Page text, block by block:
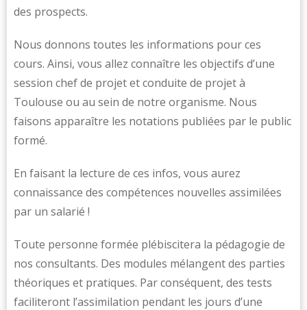
des prospects.
Nous donnons toutes les informations pour ces
cours. Ainsi, vous allez connaître les objectifs d’une
session chef de projet et conduite de projet à
Toulouse ou au sein de notre organisme. Nous
faisons apparaître les notations publiées par le public
formé.
En faisant la lecture de ces infos, vous aurez
connaissance des compétences nouvelles assimilées
par un salarié !
Toute personne formée plébiscitera la pédagogie de
nos consultants. Des modules mélangent des parties
théoriques et pratiques. Par conséquent, des tests
faciliteront l’assimilation pendant les jours d’une